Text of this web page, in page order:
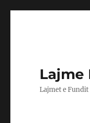
Lajme
Lajmet e Fundit